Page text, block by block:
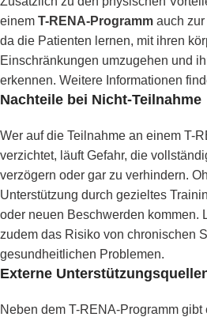
einem T-RENA-Programm auch
da die Patienten lernen, mit ihren
Einschränkungen umzugehen und
erkennen. Weitere Informationen
Nachteile bei Nicht-Teilnahme
Wer auf die Teilnahme an einem T-
verzichtet, läuft Gefahr, die
verzögern oder gar zu verhindern.
Unterstützung durch gezieltes
oder neuen Beschwerden kommen.
zudem das Risiko von chronischen
gesundheitlichen Problemen.
Externe
Neben dem T-RENA-Programm gibt